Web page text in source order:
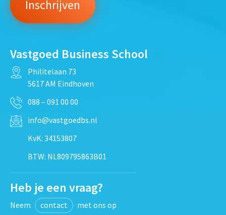
Vastgoed Business School
Philitelaan 73
5617 AM Eindhoven
088 – 091 00 00
info@vastgoedbs.nl
KvK: 34153807
BTW: NL809795863B01
Heb je een vraag?
Neem contact met ons op